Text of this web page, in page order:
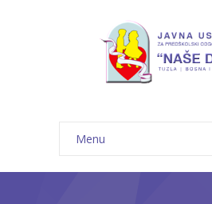
Menu
Početna